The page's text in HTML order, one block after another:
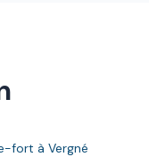
fort à Vergné